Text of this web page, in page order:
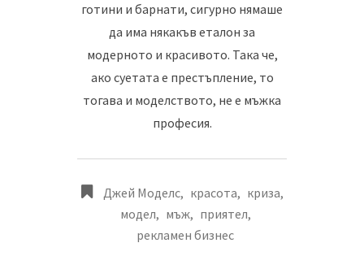
готини и барнати, сигурно нямаше
да има някакъв еталон за
модерното и красивото. Така че,
ако суетата е престъпление, то
тогава и моделството, не е мъжка
професия.
Джей Моделс, красота, криза,
модел, мъж, приятел,
рекламен бизнес